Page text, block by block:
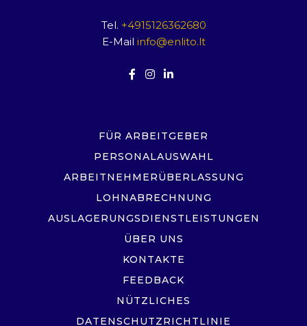
Tel. +4915126362680
E-Mail info@enlito.lt
FÜR ARBEITGEBER
PERSONALAUSWAHL
ARBEITNEHMERÜBERLASSUNG
LOHNABRECHNUNG
AUSLAGERUNGSDIENSTLEISTUNGEN
ÜBER UNS
KONTAKTE
FEEDBACK
NÜTZLICHES
DATENSCHUTZRICHTLINIE